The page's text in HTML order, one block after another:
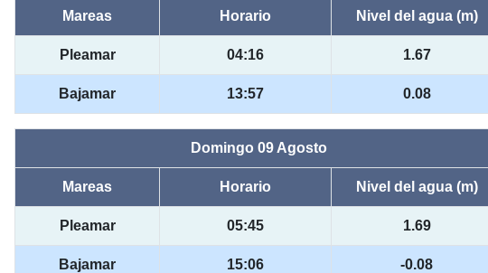
Mareas Horario Nivel del agua (m)
Pleamar 04:16 1.67
Bajamar 13:57 0.08
Domingo 09 Agosto
Mareas Horario Nivel del agua (m)
Pleamar 05:45 1.69
Bajamar 15:06 -0.08